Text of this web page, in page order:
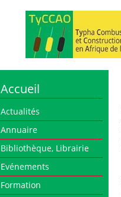
Accueil
Actualités
Annuaire
Bibliothèque, Librairie
Evénements
Formation